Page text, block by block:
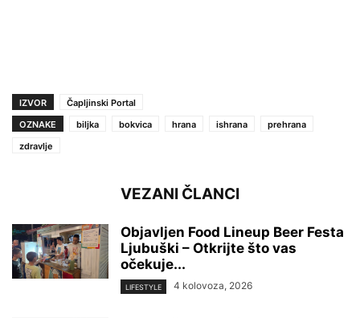
IZVOR
Čapljinski Portal
OZNAKE
biljka bokvica hrana ishrana
prehrana
zdravlje
VEZANI ČLANCI
Objavljen Food Lineup Beer Festa
Ljubuški – Otkrijte što vas
očekuje...
LIFESTYLE 4 kolovoza, 2026